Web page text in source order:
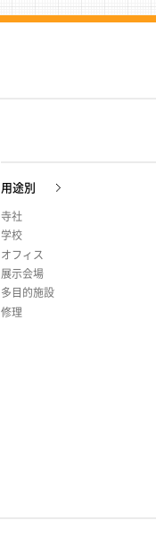
用途別
寺社
学校
オフィス
展示会場
多目的施設
修理